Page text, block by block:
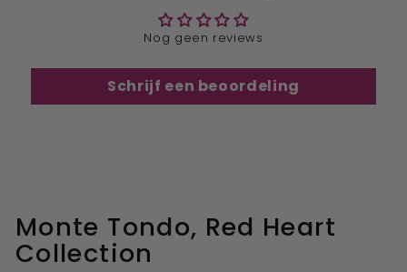
Nog geen reviews
Schrijf een beoordeling
Monte Tondo, Red Heart
Collection